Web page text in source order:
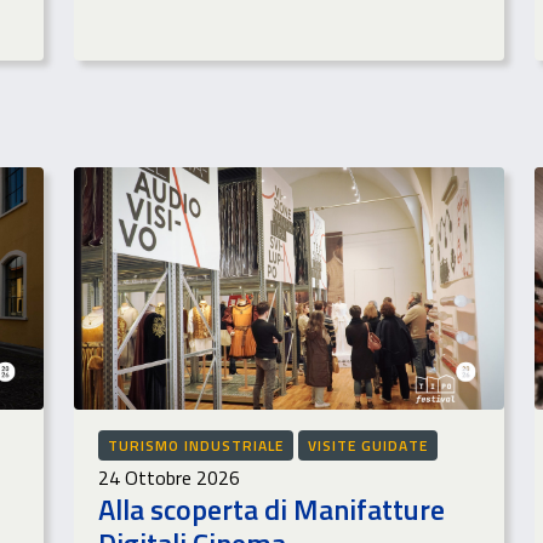
TURISMO INDUSTRIALE VISITE GUIDATE
24 Ottobre 2026
Alla scoperta di Manifatture